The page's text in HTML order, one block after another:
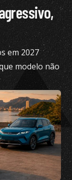
em 2027
modelo não